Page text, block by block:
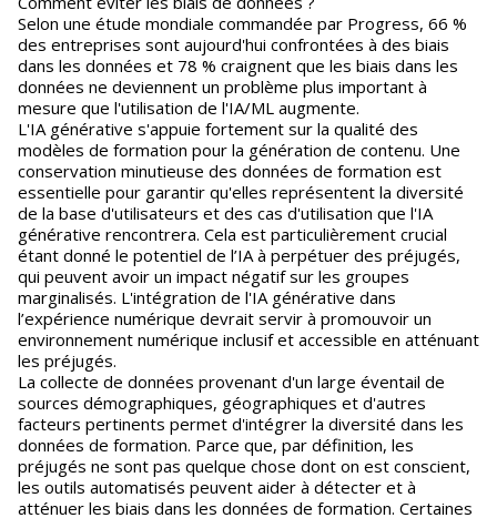
Selon une étude mondiale commandée par Progress, 66 %
des entreprises sont aujourd'hui confrontées à des biais
dans les données et 78 % craignent que les biais dans les
données ne deviennent un problème plus important à
mesure que l'utilisation de l'IA/ML augmente.
L'IA générative s'appuie fortement sur la qualité des
modèles de formation pour la génération de contenu. Une
conservation minutieuse des données de formation est
essentielle pour garantir qu'elles représentent la diversité
de la base d'utilisateurs et des cas d'utilisation que l'IA
générative rencontrera. Cela est particulièrement crucial
étant donné le potentiel de l’IA à perpétuer des préjugés,
qui peuvent avoir un impact négatif sur les groupes
marginalisés. L'intégration de l'IA générative dans
l’expérience numérique devrait servir à promouvoir un
environnement numérique inclusif et accessible en atténuant
les préjugés.
La collecte de données provenant d'un large éventail de
sources démographiques, géographiques et d'autres
facteurs pertinents permet d'intégrer la diversité dans les
données de formation. Parce que, par définition, les
préjugés ne sont pas quelque chose dont on est conscient,
les outils automatisés peuvent aider à détecter et à
atténuer les biais dans les données de formation. Certaines